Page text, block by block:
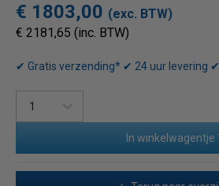
€ 1803,00 (exc. BTW)
€ 2181,65 (inc. BTW)
✔ Gratis verzending* ✔ 24 uur levering
In winkelwagentje